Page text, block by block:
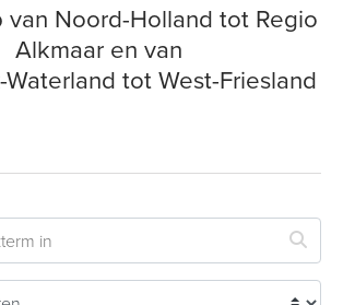
van Noord-Holland tot Regio
Alkmaar en van
tot West-Friesland